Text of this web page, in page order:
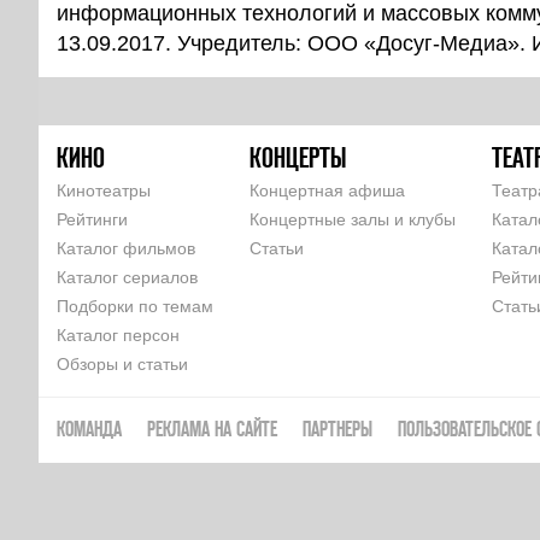
информационных технологий и массовых
13.09.2017. Учредитель: ООО «Досуг-
КИНО
Кинотеатры
Рейтинги
Каталог фильмов
Каталог сериалов
Подборки по темам
Каталог персон
Обзоры и статьи
КОНЦЕРТЫ
Концертная афиша
Концертные залы и клубы
Статьи
КОМАНДА РЕКЛАМА НА САЙТЕ ПАРТНЕРЫ ПОЛЬЗОВАТЕЛЬСКОЕ